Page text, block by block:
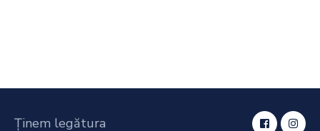
Ținem legătura